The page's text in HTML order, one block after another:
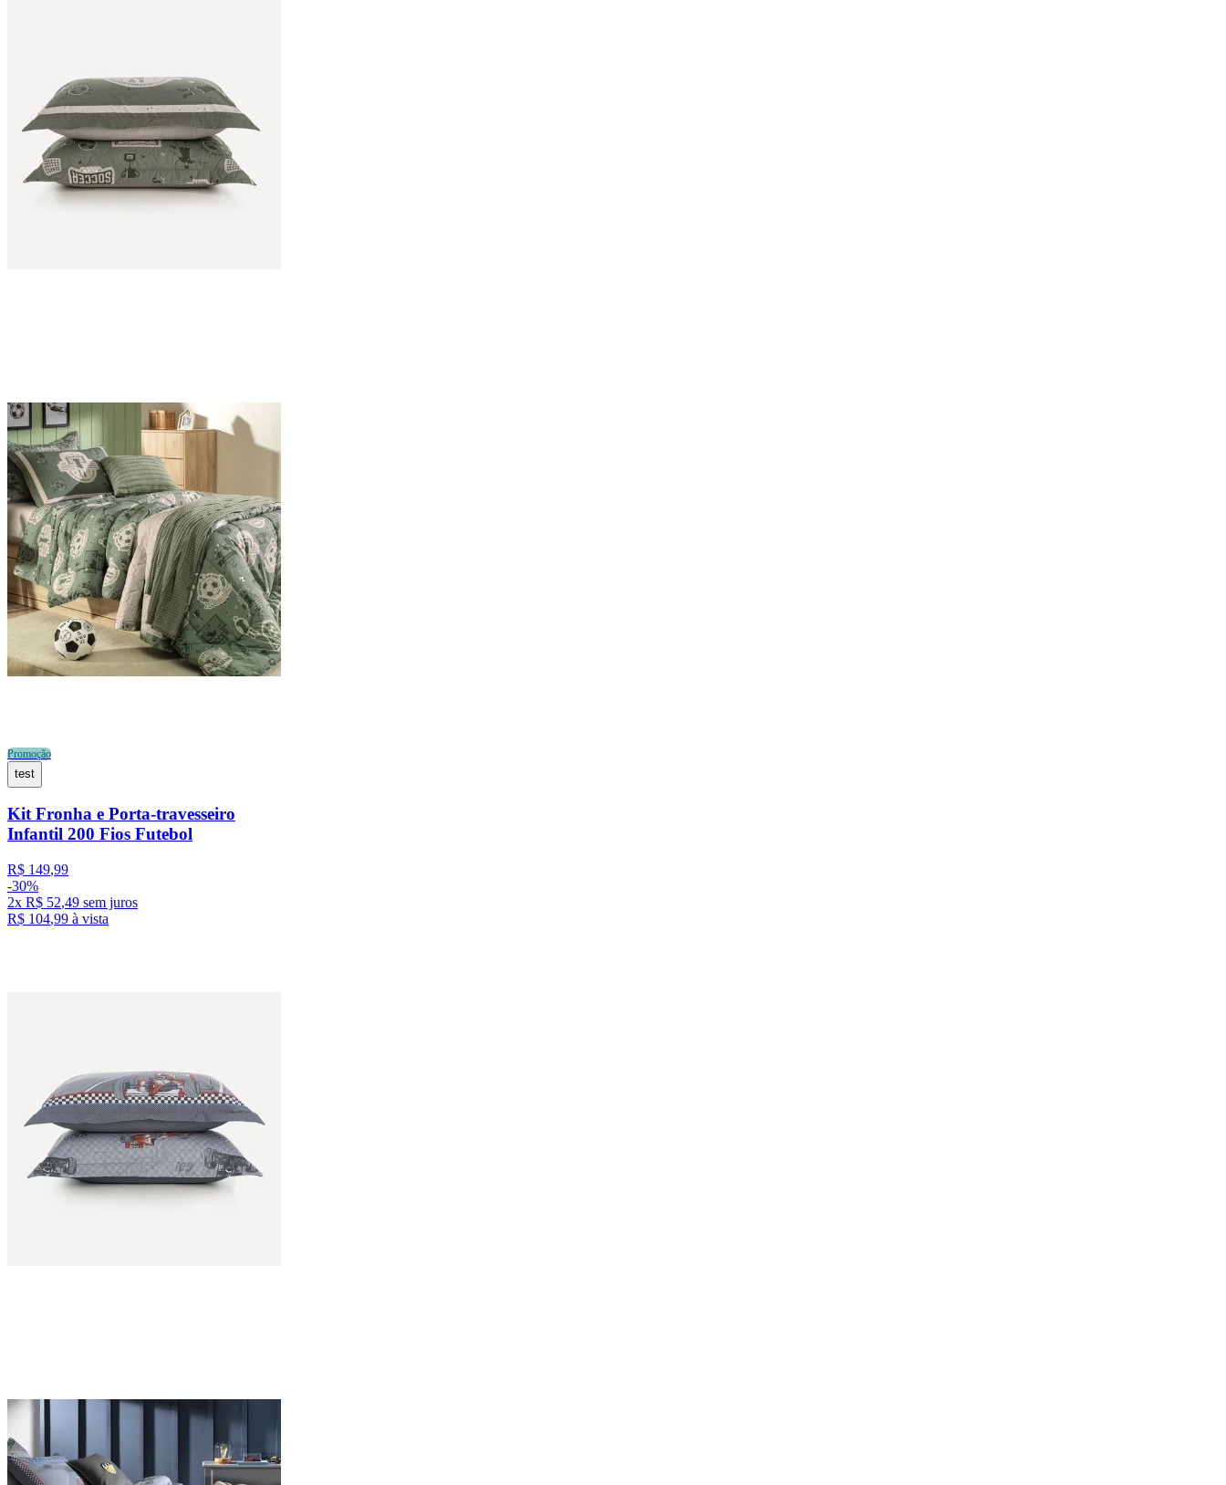
Promoção
test
Kit Fronha e Porta-travesseiro
Infantil 200 Fios Futebol
R$ 149,99
-30%
2x R$ 52,49 sem juros
R$ 104,99 à vista